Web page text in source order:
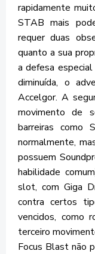
rapidamente
STAB mais
requer duas
quanto a sua
a defesa
diminuída, o
Accelgor. A
movimento de
barreiras como
normalmente,
possuem
habilidade
slot, com Giga
contra certos
vencidos, como
terceiro
Focus Blast não